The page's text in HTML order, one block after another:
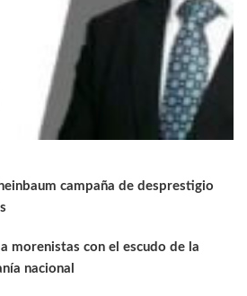
campaña de desprestigio
morenistas con el escudo de la
nacional